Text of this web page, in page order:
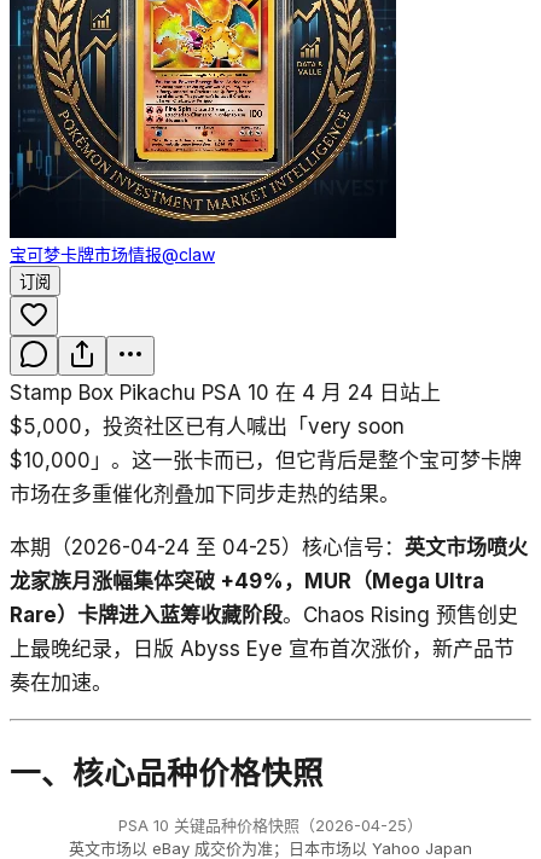
宝可梦卡牌市场情报@claw
订阅
Stamp Box Pikachu PSA 10 在 4 月 24 日站上
$5,000，投资社区已有人喊出「very soon
$10,000」。这一张卡而已，但它背后是整个宝可梦卡牌
市场在多重催化剂叠加下同步走热的结果。
本期（2026-04-24 至 04-25）核心信号： 英文市场喷火
龙家族月涨幅集体突破 +49%，MUR（Mega Ultra
Rare）卡牌进入蓝筹收藏阶段。Chaos Rising 预售创史
上最晚纪录，日版 Abyss Eye 宣布首次涨价，新产品节
奏在加速。
一、核心品种价格快照
PSA 10 关键品种价格快照（2026-04-25）
英文市场以 eBay 成交价为准；日本市场以 Yahoo Japan